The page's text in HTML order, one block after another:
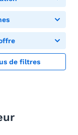
de filtres